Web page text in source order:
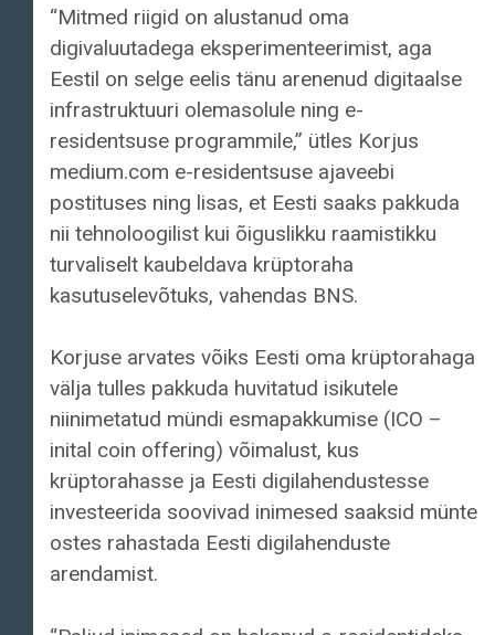
“Mitmed riigid on alustanud oma
digivaluutadega eksperimenteerimist, aga
Eestil on selge eelis tänu arenenud digitaalse
infrastruktuuri olemasolule ning e-
residentsuse programmile,” ütles Korjus
medium.com e-residentsuse ajaveebi
postituses ning lisas, et Eesti saaks pakkuda
nii tehnoloogilist kui õiguslikku raamistikku
turvaliselt kaubeldava krüptoraha
kasutuselevõtuks, vahendas BNS.
Korjuse arvates võiks Eesti oma krüptorahaga
välja tulles pakkuda huvitatud isikutele
niinimetatud mündi esmapakkumise (ICO –
inital coin offering) võimalust, kus
krüptorahasse ja Eesti digilahendustesse
investeerida soovivad inimesed saaksid münte
ostes rahastada Eesti digilahenduste
arendamist.